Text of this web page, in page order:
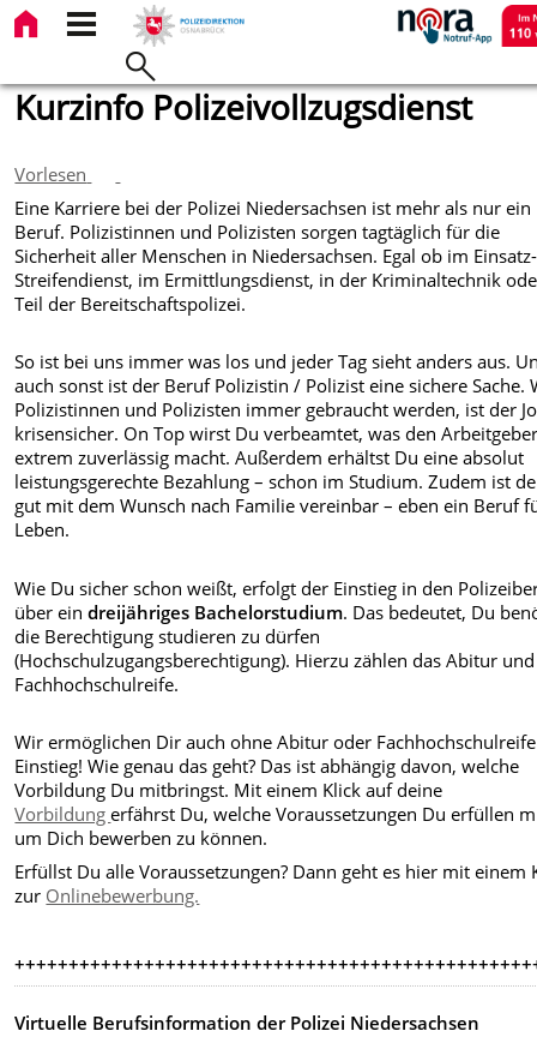
Kurzinfo Polizeivollzugsdienst
Vorlesen
Eine Karriere bei der Polizei Niedersachsen ist mehr als nur ein
Beruf. Polizistinnen und Polizisten sorgen tagtäglich für die
Sicherheit aller Menschen in Niedersachsen. Egal ob im
Streifendienst, im Ermittlungsdienst, in der Kriminaltechnik
Teil der Bereitschaftspolizei.
So ist bei uns immer was los und jeder Tag sieht anders aus.
auch sonst ist der Beruf Polizistin / Polizist eine sichere Sache.
Polizistinnen und Polizisten immer gebraucht werden, ist der
krisensicher. On Top wirst Du verbeamtet, was den
extrem zuverlässig macht. Außerdem erhältst Du eine absolut
leistungsgerechte Bezahlung – schon im Studium. Zudem ist
gut mit dem Wunsch nach Familie vereinbar – eben ein Beruf
Leben.
Wie Du sicher schon weißt, erfolgt der Einstieg in den
über eindreijähriges Bachelorstudium. Das bedeutet, Du
die Berechtigung studieren zu dürfen
(Hochschulzugangsberechtigung). Hierzu zählen das Abitur
Fachhochschulreife.
Wir ermöglichen Dir auch ohne Abitur oder
Einstieg! Wie genau das geht? Das ist abhängig davon, welche
Vorbildung Du mitbringst. Mit einem Klick auf deine
Vorbildungerfährst Du, welche Voraussetzungen Du erfüllen
um Dich bewerben zu können.
Erfüllst Du alle Voraussetzungen? Dann geht es hier mit einem
zur Onlinebewerbung.
Virtuelle Berufsinformation der Polizei Niedersachsen